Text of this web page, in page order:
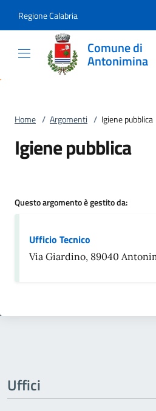
Regione Calabria
Comune di
Antonimina
Home / Argomenti / Igiene pubblica
Igiene pubblica
Questo argomento è gestito da:
Ufficio Tecnico
Via Giardino, 89040
Uffici